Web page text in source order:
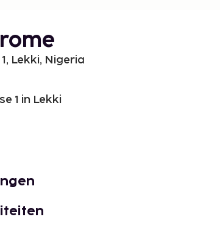
Lekki, Nigeria
1 in Lekki